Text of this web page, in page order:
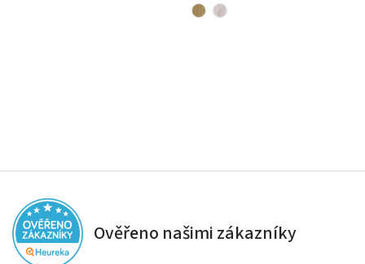
Ověřeno našimi zákazníky